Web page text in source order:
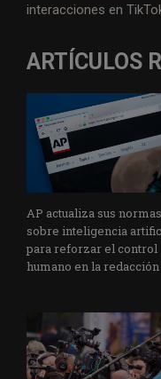
interacciones en
ARTÍCULOS
AP actualiza sus normas
sobre inteligencia
para reforzar el control
humano en la redacción